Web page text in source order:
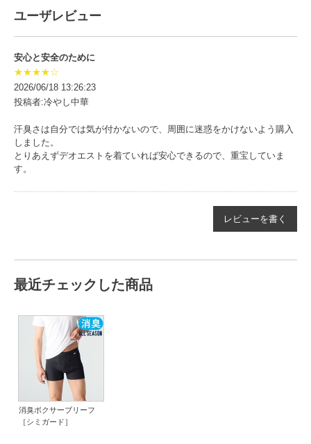
ユーザレビュー
安心と安全のために
★★★★☆
2026/06/18 13:26:23
投稿者:冷やし中華
汗臭さは自分では気が付かないので、周囲に迷惑をかけないよう購入
しました。
とりあえずデオエストを着ていれば安心できるので、重宝していま
す。
レビューを書く
最近チェックした商品
消臭ボクサーブリーフ
［シミガード］